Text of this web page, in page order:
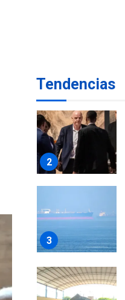
Tendencias
2
3